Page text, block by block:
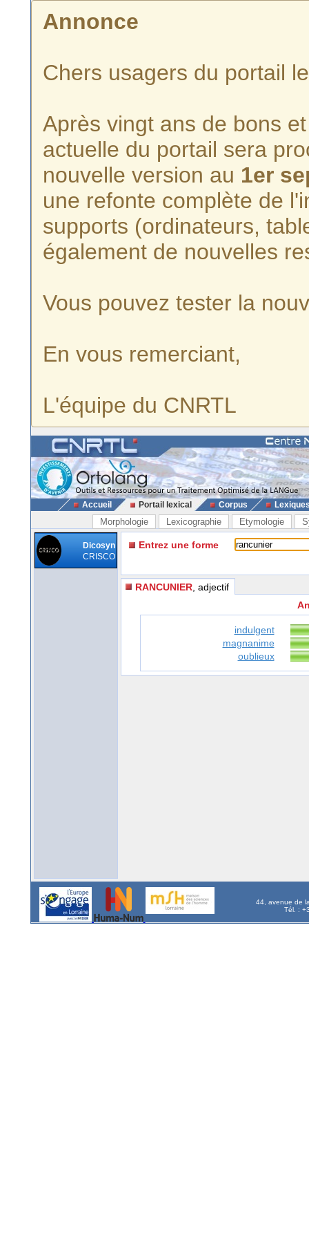
Annonce
Chers usagers du portail
Après vingt ans de bons
actuelle du portail sera
nouvelle version au 1er
une refonte complète de
supports (ordinateurs,
également de nouvelles
Vous pouvez tester la
En vous remerciant,
L'équipe du CNRTL
Accueil Portail lexical Corpus
Morphologie Lexicographie Etymologie
Dicosyn
CRISCO
Entrez une forme
RANCUNIER , adjectif
indulgent
magnanime
oublieux
44, avenue de
Tél. :